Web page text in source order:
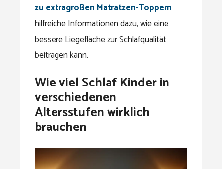
zu extragroßen Matratzen-Toppern
hilfreiche Informationen dazu, wie eine
bessere Liegefläche zur Schlafqualität
beitragen kann.
Wie viel Schlaf Kinder in
verschiedenen
Altersstufen wirklich
brauchen